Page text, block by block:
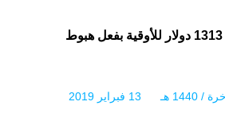
الذهب يرتفع إلى 1313 دولار للأوقية بفعل هبوط